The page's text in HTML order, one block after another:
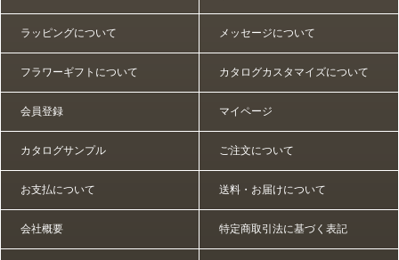
ラッピングについて メッセージについて
フラワーギフトについて カタログカスタマイズについて
会員登録 マイページ
カタログサンプル ご注文について
お支払について 送料・お届けについて
会社概要 特定商取引法に基づく表記